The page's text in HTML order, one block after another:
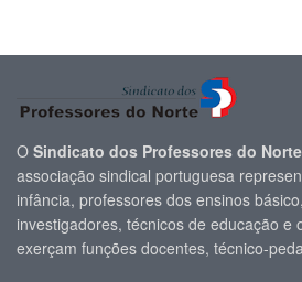
O Sindicato dos Professores do Norte
associação sindical portuguesa
infância, professores dos ensinos
investigadores, técnicos de educação e
exerçam funções docentes, técnico-